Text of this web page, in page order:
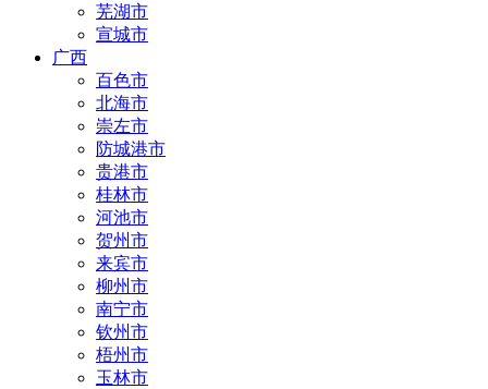
芜湖市
宣城市
广西
百色市
北海市
崇左市
防城港市
贵港市
桂林市
河池市
贺州市
来宾市
柳州市
南宁市
钦州市
梧州市
玉林市